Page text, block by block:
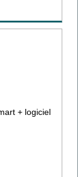
+ logiciel